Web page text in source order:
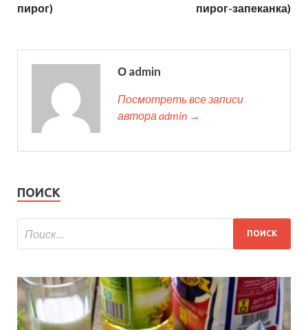
пирог)
пирог-запеканка)
О admin
Посмотреть все записи
автора admin →
ПОИСК